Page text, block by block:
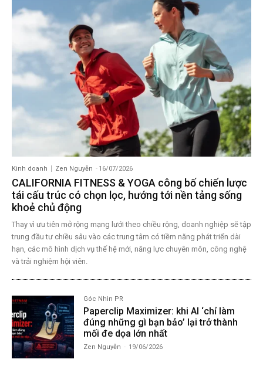
Kinh doanh Zen Nguyễn - 16/07/2026
CALIFORNIA FITNESS & YOGA công bố chiến lược
tái cấu trúc có chọn lọc, hướng tới nền tảng sống
khoẻ chủ động
Thay vì ưu tiên mở rộng mạng lưới theo chiều rộng, doanh nghiệp sẽ tập
trung đầu tư chiều sâu vào các trung tâm có tiềm năng phát triển dài
hạn, các mô hình dịch vụ thế hệ mới, năng lực chuyên môn, công nghệ
và trải nghiệm hội viên.
Góc Nhìn PR
Paperclip Maximizer: khi AI ‘chỉ làm
đúng những gì bạn bảo’ lại trở thành
mối đe dọa lớn nhất
Zen Nguyễn - 19/06/2026